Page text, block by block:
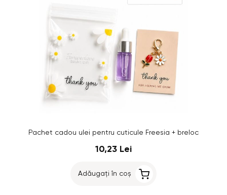
Pachet cadou ulei pentru cuticule Freesia + breloc
10,23 Lei
Adăugați în coș